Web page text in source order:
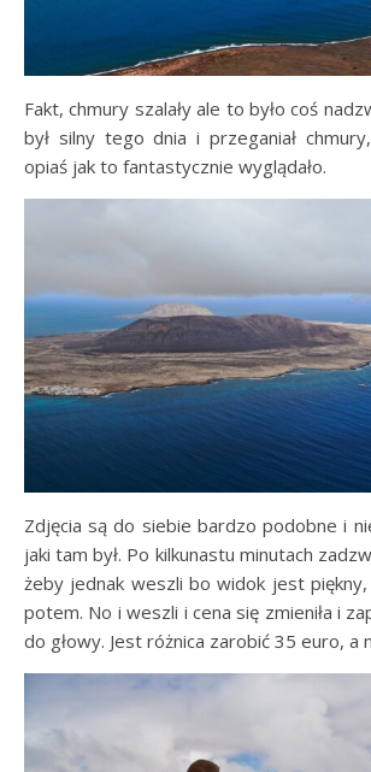
Fakt, chmury szalały ale to było coś
był silny tego dnia i przeganiał
opiaś jak to fantastycznie wyglądało.
Zdjęcia są do siebie bardzo podobne i
jaki tam był. Po kilkunastu minutach
żeby jednak weszli bo widok jest piękny,
potem. No i weszli i cena się zmieniła i
do głowy. Jest różnica zarobić 35 euro, a